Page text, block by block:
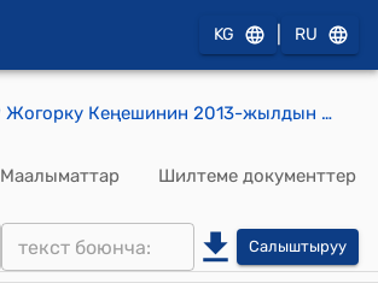
KG RU
КР Жогорку Кеңешинин 2013-жылдын 30-майындагы № 3139-V "Кыргыз Республикасынын Куралдуу Күчтөрүнүн гарнизондукжана кароол кызматынын уставы жөнүндө" Кыргыз Республикасынын Мыйзамына өзгөртүүлөрдү жана толуктоолорду киргизүү тууралуу" Кыргыз Республикасынын Мыйзамынын долбоорун экинчи окууда кабыл алуу тууралуу" токтому
Маалыматтар Шилтеме документтер
Салыштыруу